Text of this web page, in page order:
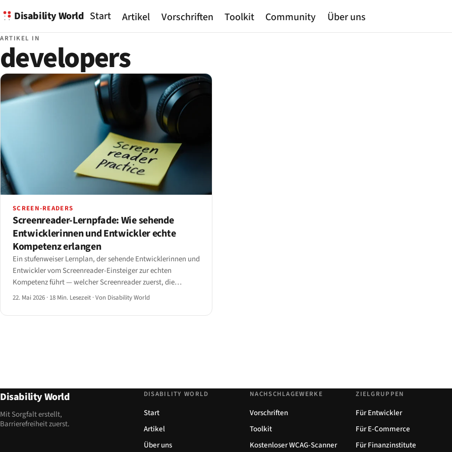
Disability World Start Artikel Vorschriften Toolkit Community Über uns
ARTIKEL IN
developers
SCREEN-READERS
Screenreader-Lernpfade: Wie sehende
Entwicklerinnen und Entwickler echte
Kompetenz erlangen
Ein stufenweiser Lernplan, der sehende Entwicklerinnen und
Entwickler vom Screenreader-Einsteiger zur echten
Kompetenz führt — welcher Screenreader zuerst, die
Monitor-aus-Übungen der ersten Woche, die kaum
für die Zeit bis zur Kompetenz.
22. Mai 2026 · 18 Min. Lesezeit ·Von Disability World
Disability World
Mit Sorgfalt erstellt,
Barrierefreiheit zuerst.
DISABILITY WORLD
Start
Artikel
Über uns
NACHSCHLAGEWERKE
Vorschriften
Toolkit
Kostenloser WCAG-Scanner
ZIELGRUPPEN
Für Entwickler
Für E-Commerce
Für Finanzinstitute